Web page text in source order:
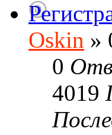
Oskin »
0
4019